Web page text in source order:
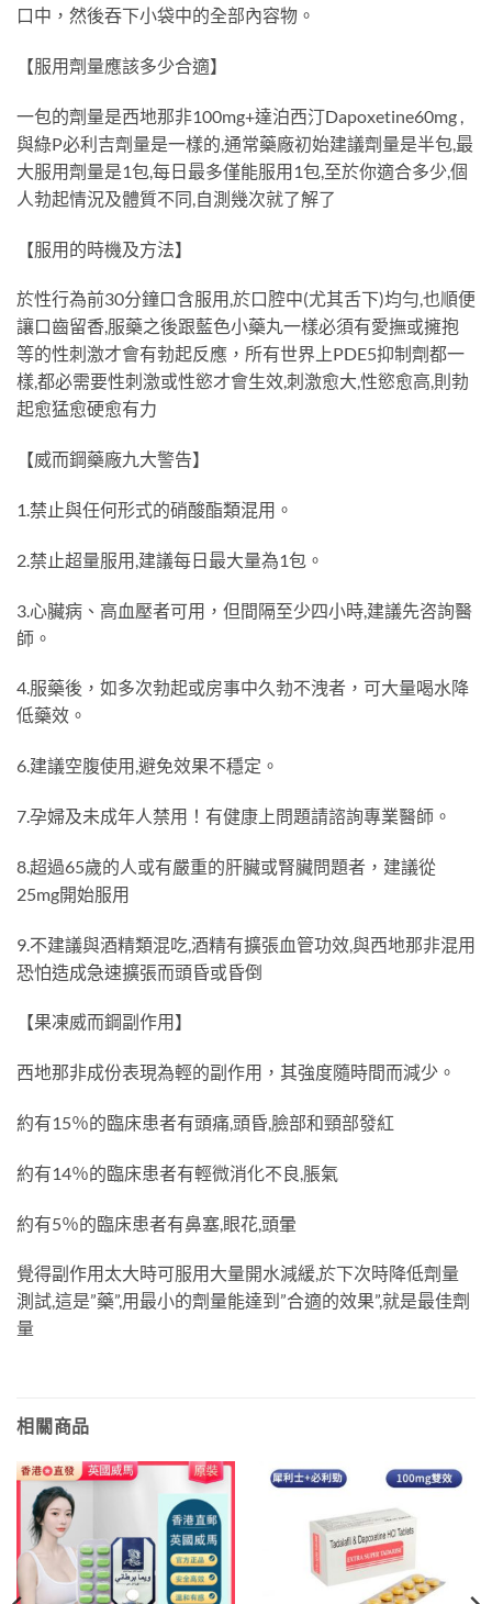
口中，然後吞下小袋中的全部內容物。
【服用劑量應該多少合適】
一包的劑量是西地那非100mg+達泊西汀Dapoxetine60mg ,
與綠P必利吉劑量是一樣的,通常藥廠初始建議劑量是半包,最
大服用劑量是1包,每日最多僅能服用1包,至於你適合多少,個
人勃起情況及體質不同,自測幾次就了解了
【服用的時機及方法】
於性行為前30分鐘口含服用,於口腔中(尤其舌下)均勻,也順便
讓口齒留香,服藥之後跟藍色小藥丸一樣必須有愛撫或擁抱
等的性刺激才會有勃起反應，所有世界上PDE5抑制劑都一
樣,都必需要性刺激或性慾才會生效,刺激愈大,性慾愈高,則勃
起愈猛愈硬愈有力
【威而鋼藥廠九大警告】
1.禁止與任何形式的硝酸酯類混用。
2.禁止超量服用,建議每日最大量為1包。
3.心臟病、高血壓者可用，但間隔至少四小時,建議先咨詢醫
師。
4.服藥後，如多次勃起或房事中久勃不洩者，可大量喝水降
低藥效。
6.建議空腹使用,避免效果不穩定。
7.孕婦及未成年人禁用！有健康上問題請諮詢專業醫師。
8.超過65歲的人或有嚴重的肝臟或腎臟問題者，建議從
25mg開始服用
9.不建議與酒精類混吃,酒精有擴張血管功效,與西地那非混用
恐怕造成急速擴張而頭昏或昏倒
【果凍威而鋼副作用】
西地那非成份表現為輕的副作用，其強度隨時間而減少。
約有15％的臨床患者有頭痛,頭昏,臉部和頸部發紅
約有14％的臨床患者有輕微消化不良,脹氣
約有5％的臨床患者有鼻塞,眼花,頭暈
覺得副作用太大時可服用大量開水減緩,於下次時降低劑量
測試,這是”藥”,用最小的劑量能達到”合適的效果”,就是最佳劑
量
相關商品